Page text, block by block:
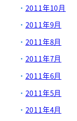
2011年10月
2011年9月
2011年8月
2011年7月
2011年6月
2011年5月
2011年4月